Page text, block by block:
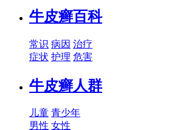
牛皮癣百科
常识 病因 治疗
症状 护理 危害
牛皮癣人群
儿童 青少年
男性 女性